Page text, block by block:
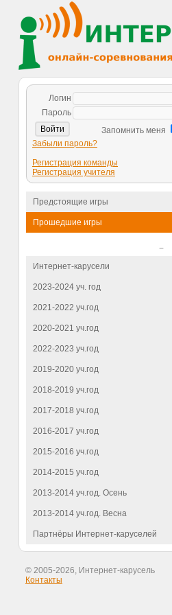
Логин
Пароль
Запомнить меня
Забыли пароль?
Регистрация команды
Регистрация учителя
Предстоящие игры
Прошедшие игры
−
Интернет-карусели
2023-2024 уч. год
2021-2022 уч.год
2020-2021 уч.год
2022-2023 уч.год
2019-2020 уч.год
2018-2019 уч.год
2017-2018 уч.год
2016-2017 уч.год
2015-2016 уч.год
2014-2015 уч.год
2013-2014 уч.год. Осень
2013-2014 уч.год. Весна
Партнёры Интернет-каруселей
© 2005-2026, Интернет-карусель
Контакты